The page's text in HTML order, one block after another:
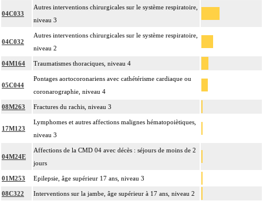
04C033
Autres interventions chirurgicales sur le système respiratoire,
niveau 3
04C032
Autres interventions chirurgicales sur le système respiratoire,
niveau 2
04M164 Traumatismes thoraciques, niveau 4
05C044
Pontages aortocoronariens avec cathétérisme cardiaque ou
coronarographie, niveau 4
08M263 Fractures du rachis, niveau 3
17M123
Lymphomes et autres affections malignes hématopoiètiques,
niveau 3
04M24E
Affections de la CMD 04 avec décès : séjours de moins de 2
jours
01M253 Epilepsie, âge supérieur 17 ans, niveau 3
08C322 Interventions sur la jambe, âge supérieur à 17 ans, niveau 2